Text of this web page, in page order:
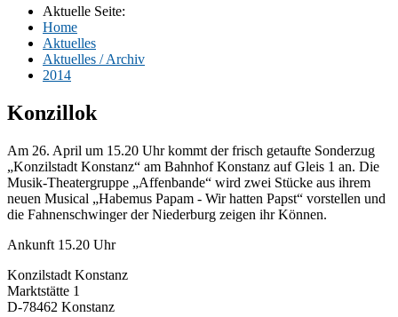
Aktuelle Seite:
Home
Aktuelles
Aktuelles / Archiv
2014
Konzillok
Am 26. April um 15.20 Uhr kommt der frisch getaufte Sonderzug
„Konzilstadt Konstanz“ am Bahnhof Konstanz auf Gleis 1 an. Die
Musik-Theatergruppe „Affenbande“ wird zwei Stücke aus ihrem
neuen Musical „Habemus Papam - Wir hatten Papst“ vorstellen und
die Fahnenschwinger der Niederburg zeigen ihr Können.
Ankunft 15.20 Uhr
Konzilstadt Konstanz
Marktstätte 1
D-78462 Konstanz